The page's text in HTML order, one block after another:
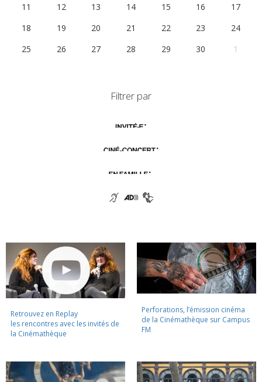
11
12 13 14 15 16
17
18
19 20 21 22 23
24
25
26 27 28 29 30 1
Filtrer par
Retrouvez en Replay
les rencontres avec les invités de
la Cinémathèque
Perforations, l’émission cinéma
de la Cinémathèque sur Campus
FM